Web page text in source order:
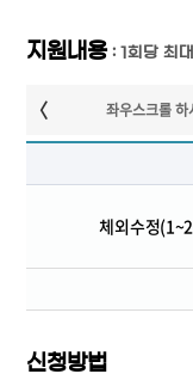
지원내용: 1회당 최
체외수정
신청방법